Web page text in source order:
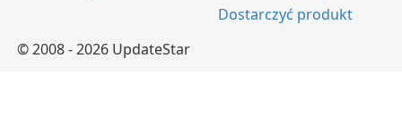
Dostarczyć produkt
© 2008 - 2026 UpdateStar